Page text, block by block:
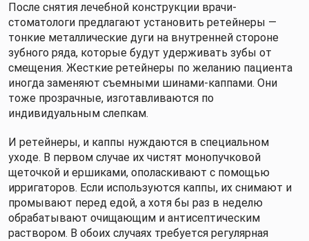
После снятия лечебной конструкции врачи-
стоматологи предлагают установить ретейнеры —
тонкие металлические дуги на внутренней стороне
зубного ряда, которые будут удерживать зубы от
смещения. Жесткие ретейнеры по желанию пациента
иногда заменяют съемными шинами-каппами. Они
тоже прозрачные, изготавливаются по
индивидуальным слепкам.
И ретейнеры, и каппы нуждаются в специальном
уходе. В первом случае их чистят монопучковой
щеточкой и ершиками, ополаскивают с помощью
ирригаторов. Если используются каппы, их снимают и
промывают перед едой, а хотя бы раз в неделю
обрабатывают очищающим и антисептическим
раствором. В обоих случаях требуется регулярная